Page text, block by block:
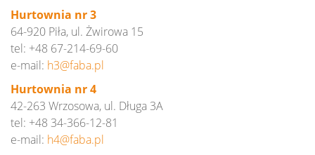
Hurtownia nr 3
64-920 Piła, ul. Żwirowa 15
tel: +48 67-214-69-60
e-mail: h3@faba.pl
Hurtownia nr 4
42-263 Wrzosowa, ul. Długa 3A
tel: +48 34-366-12-81
e-mail: h4@faba.pl